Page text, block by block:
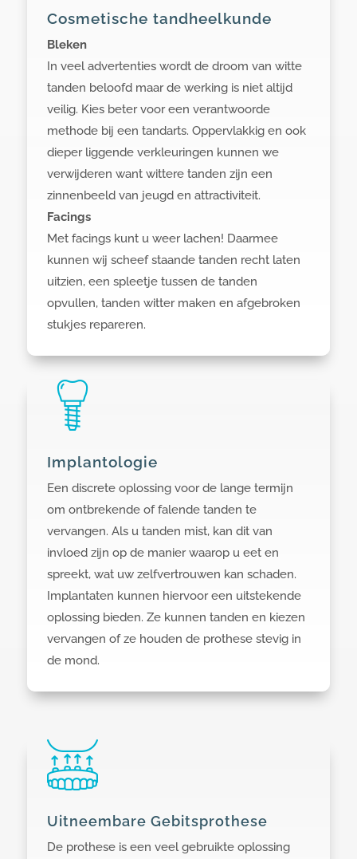
Cosmetische tandheelkunde
Bleken
In veel advertenties wordt de droom van witte
tanden beloofd maar de werking is niet altijd
veilig. Kies beter voor een verantwoorde
methode bij een tandarts. Oppervlakkig en ook
dieper liggende verkleuringen kunnen we
verwijderen want wittere tanden zijn een
zinnenbeeld van jeugd en attractiviteit.
Facings
Met facings kunt u weer lachen! Daarmee
kunnen wij scheef staande tanden recht laten
uitzien, een spleetje tussen de tanden
opvullen, tanden witter maken en afgebroken
stukjes repareren.
Implantologie
Een discrete oplossing voor de lange termijn
om ontbrekende of falende tanden te
vervangen. Als u tanden mist, kan dit van
invloed zijn op de manier waarop u eet en
spreekt, wat uw zelfvertrouwen kan schaden.
Implantaten kunnen hiervoor een uitstekende
oplossing bieden. Ze kunnen tanden en kiezen
vervangen of ze houden de prothese stevig in
de mond.
Uitneembare Gebitsprothese
De prothese is een veel gebruikte oplossing